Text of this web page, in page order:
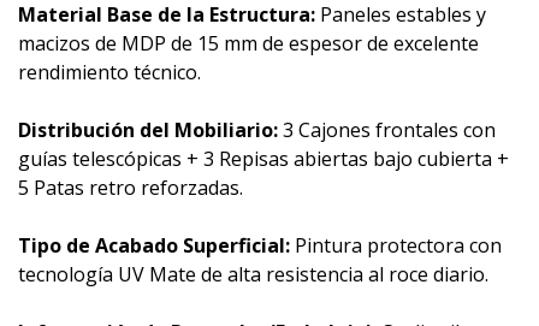
Material Base de la Estructura: Paneles estables y
macizos de MDP de 15 mm de espesor de excelente
rendimiento técnico.
Distribución del Mobiliario:3 Cajones frontales con
guías telescópicas + 3 Repisas abiertas bajo cubierta +
5 Patas retro reforzadas.
Tipo de Acabado Superficial: Pintura protectora con
tecnología UV Mate de alta resistencia al roce diario.